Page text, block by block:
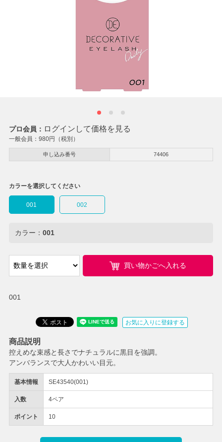
プロ会員： ログインして価格を見る
一般会員： 980円（税別）
申し込み番号 74406
001
基本情報 SE43540(001)
入数 4ペア
ポイント 10
カラーを選択してください
001 002
カラー： 001
買い物かごへ入れる
お気に入りに登録する
商品説明
控えめな束感と長さでナチュラルに黒目を強調。
アンバランスで大人かわいい目元。